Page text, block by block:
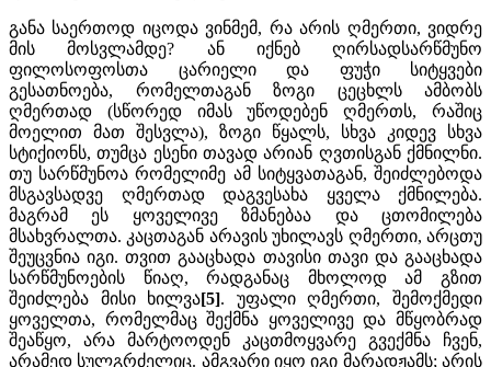
განა საერთოდ იცოდა ვინმემ, რა არის ღმერთი, ვიდრე
მის მოსვლამდე? ან იქნებ ღირსადსარწმუნო
ფილოსოფოსთა ცარიელი და ფუჭი სიტყვები
გესათნოება, რომელთაგან ზოგი ცეცხლს ამბობს
ღმერთად (სწორედ იმას უწოდებენ ღმერთს, რაშიც
მოელით მათ შესვლა), ზოგი წყალს, სხვა კიდევ სხვა
სტიქიონს, თუმცა ესენი თავად არიან ღვთისგან ქმნილნი.
თუ სარწმუნოა რომელიმე ამ სიტყვათაგან, შეიძლებოდა
მსგავსადვე ღმერთად დაგვესახა ყველა ქმნილება.
მაგრამ ეს ყოველივე ზმანებაა და ცთომილება
მსახვრალთა. კაცთაგან არავის უხილავს ღმერთი, არცთუ
შეუცვნია იგი. თვით გააცხადა თავისი თავი და გააცხადა
სარწმუნოების წიაღ, რადგანაც მხოლოდ ამ გზით
შეიძლება მისი ხილვა[5]. უფალი ღმერთი, შემოქმედი
ყოველთა, რომელმაც შექმნა ყოველივე და მწყობრად
შეაწყო, არა მარტოოდენ კაცთმოყვარე გვექმნა ჩვენ,
არამედ სულგრძელიც. ამგვარი იყო იგი მარადჟამს; არის